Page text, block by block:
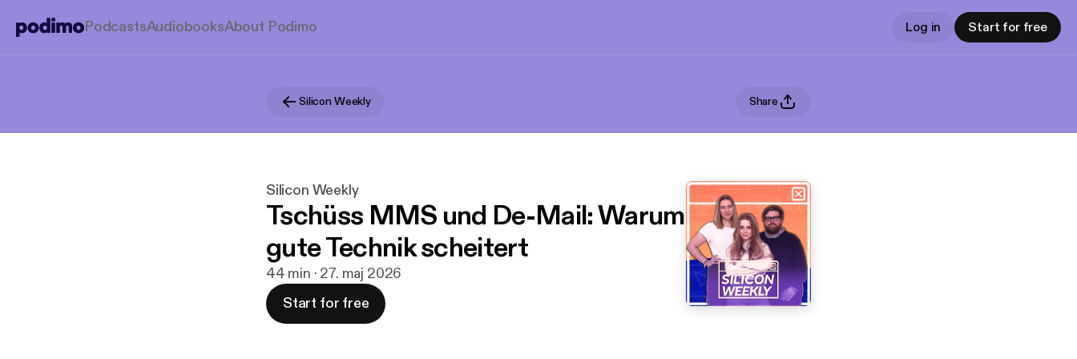
PodcastsAudiobooksAbout Podimo Log in Start for free
Silicon Weekly Share
Silicon Weekly
Tschüss MMS und De-Mail: Warum
gute Technik scheitert
44 min · 27. maj 2026
Start for free